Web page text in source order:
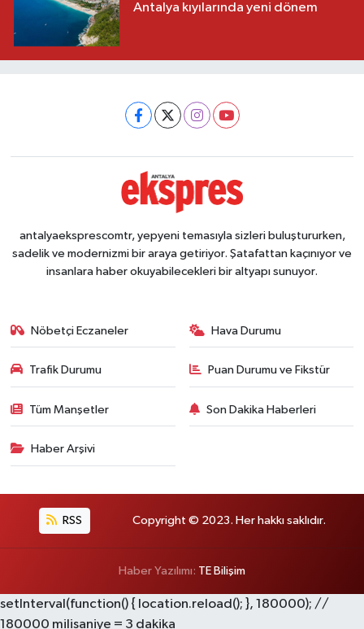
Antalya kıyılarında yeni dönem
antalyaeksprescomtr, yepyeni temasıyla sizleri buluştururken,
sadelik ve modernizmi bir araya getiriyor. Şatafattan kaçınıyor ve
insanlara haber okuyabilecekleri bir altyapı sunuyor.
Nöbetçi Eczaneler Hava Durumu
Trafik Durumu Puan Durumu ve Fikstür
Tüm Manşetler Son Dakika Haberleri
Haber Arşivi
RSS Copyright © 2023. Her hakkı saklıdır.
Haber Yazılımı: TE Bilişim
setInterval(function() { location.reload(); }, 180000); //
180000 milisaniye = 3 dakika